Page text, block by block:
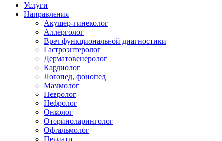
Услуги
Направления
Акушер-гинеколог
Аллерголог
Врач функциональной диагностики
Гастроэнтеролог
Дерматовенеролог
Кардиолог
Логопед, фонопед
Маммолог
Невролог
Нефролог
Онколог
Оториноларинголог
Офтальмолог
Педиатр